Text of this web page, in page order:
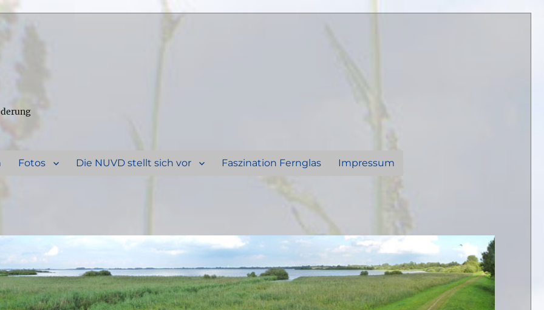
Fotos Die NUVD stellt sich vor Faszination Fernglas Impressum